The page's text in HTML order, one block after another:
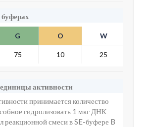
G O W
75 10 25
активности
принимается количество
гидролизовать 1 мкг ДНК
реакционной смеси в SE-буфере B